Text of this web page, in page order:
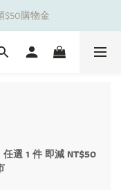
由配專區
$50購物金
配專區
任選 1 件 即減 NT$50